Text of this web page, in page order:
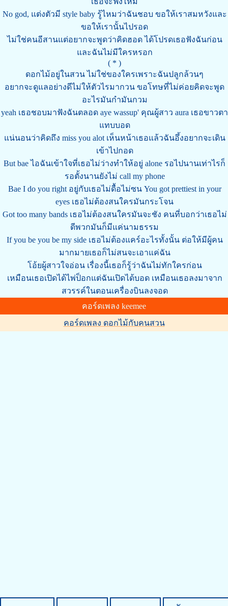
No god, แต่งตัวมี style baby รู้ไหมว่าฉันชอบ ขอให้เราสมหวังและ
ขอให้เรานั้นไปรอด
ไม่ใช่คนอีสานแต่อยากจะพูดว่าคิดฮอด ได้โปรดเธอฟังฉันก่อน
และฉันไม่มีใครหรอก
( * )
ดอกไม้อยู่ในสวน ไม่ใช่ของใครเพราะฉันปลูกล้วนๆ
อยากจะดูแลอย่างดีไม่ให้ตัวไรมากวน ขอโทษที่ไม่ค่อยคิดจะพูด
อะไรมันกำมันกวม
yeah เธอชอบมาฟังฉันตลอด aye wassup' คุณผู้สาว aura เธอขาวตา
แทบบอด
แน่นอนว่าคิดถึง miss you alot เห็นหน้าเธอแล้วฉันอึ้งอยากจะเดิน
เข้าไปกอด
But bae ไอฉันเข้าใจที่เธอไม่ว่างทำให้อยู่ alone รอไปนานเท่าไรก็
รอตั้งนานยังไม่ call my phone
Bae I do you right อยู่กับเธอไม่ดื้อไม่ซน You got prettiest in your
eyes เธอไม่ต้องสนใครมันกระโจน
Got too many bands เธอไม่ต้องสนใครมันจะชัง คนที่บอกว่าเธอไม่
ดีพวกมันก็มีแค่นามธรรม
If you be you be my side เธอไม่ต้องแคร์อะไรทั้งนั้น ต่อให้มีผู้คน
มากมายเธอก็ไม่สนจะเอาแค่ฉัน
โอ้ยผู้สาวใจอ่อน เรื่องนี้เธอก็รู้ว่าฉันไม่ทักใครก่อน
เหมือนเธอเปิดได้ไพ่ป็อกแต่ฉันเปิดได้บอด เหมือนเธอลงมาจาก
สวรรค์ในตอนเครื่องบินลงจอด
คอร์ดเพลง keemee
คอร์ดเพลง ดอกไม้กับคนสวน